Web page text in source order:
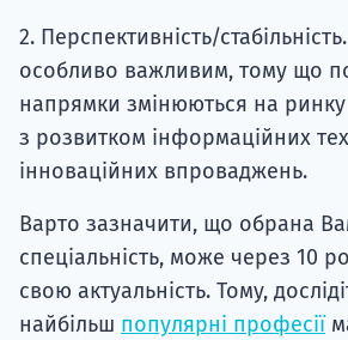
2. Перспективність/
особливо важливим, тому що
напрямки змінюються на ринку
з розвитком інформаційних
інноваційних впроваджень.
Варто зазначити, що обрана
спеціальність, може через 10
свою актуальність. Тому,
найбільш популярні професії